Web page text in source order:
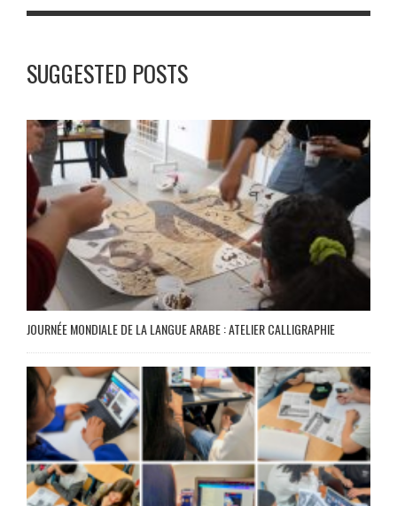
SUGGESTED POSTS
JOURNÉE MONDIALE DE LA LANGUE ARABE : ATELIER CALLIGRAPHIE